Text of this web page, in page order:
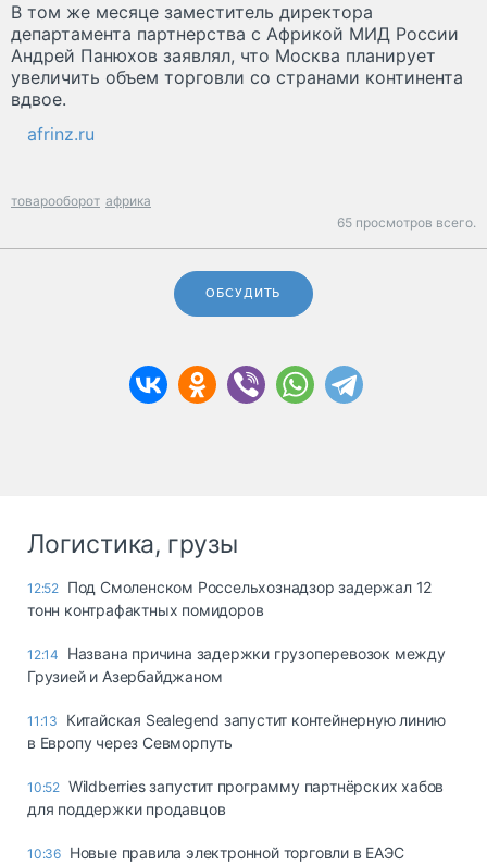
В том же месяце заместитель директора
департамента партнерства с Африкой МИД России
Андрей Панюхов заявлял, что Москва планирует
увеличить объем торговли со странами континента
вдвое.
afrinz.ru
товарооборот африка
65 просмотров всего.
ОБСУДИТЬ
Логистика, грузы
12:52 Под Смоленском Россельхознадзор задержал 12
тонн контрафактных помидоров
12:14
Названа причина задержки грузоперевозок между
Грузией и Азербайджаном
11:13
Китайская Sealegend запустит контейнерную линию
в Европу через Севморпуть
10:52 Wildberries запустит программу партнёрских хабов
для поддержки продавцов
10:36 Новые правила электронной торговли в ЕАЭС